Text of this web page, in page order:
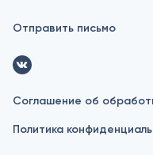
Отправить письмо
Соглашение об
Политика